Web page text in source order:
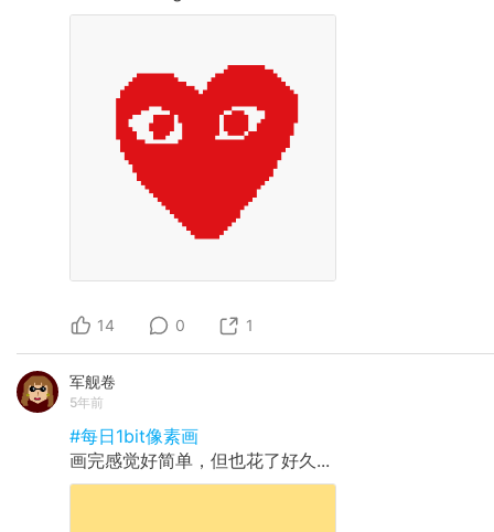
14 0 1
军舰卷
5年前
#每日1bit像素画
画完感觉好简单，但也花了好久...